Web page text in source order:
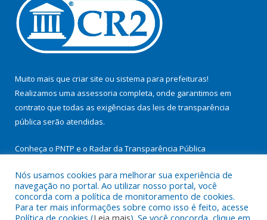
Muito mais que criar site ou sistema para prefeituras!
Realizamos uma assessoria completa, onde garantimos em
contrato que todas as exigências das leis de transparência
pública serão atendidas.
Conheça o PNTP e o Radar da Transparência Pública
Todos os direitos reservados a Prefeitura Municipal de
Nós usamos cookies para melhorar sua experiência de
navegação no portal. Ao utilizar nosso portal, você
concorda com a política de monitoramento de cookies.
Para ter mais informações sobre como isso é feito, acesse
Política de cookies (Leia mais). Se você concorda, clique em